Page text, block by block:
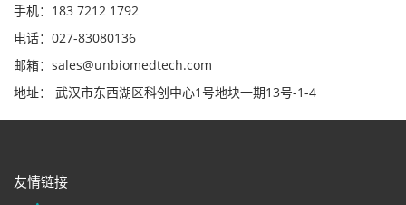
手机：183 7212 1792
电话：027-83080136
邮箱：sales@unbiomedtech.com
地址： 武汉市东西湖区科创中心1号地块一期13号-1-4
友情链接